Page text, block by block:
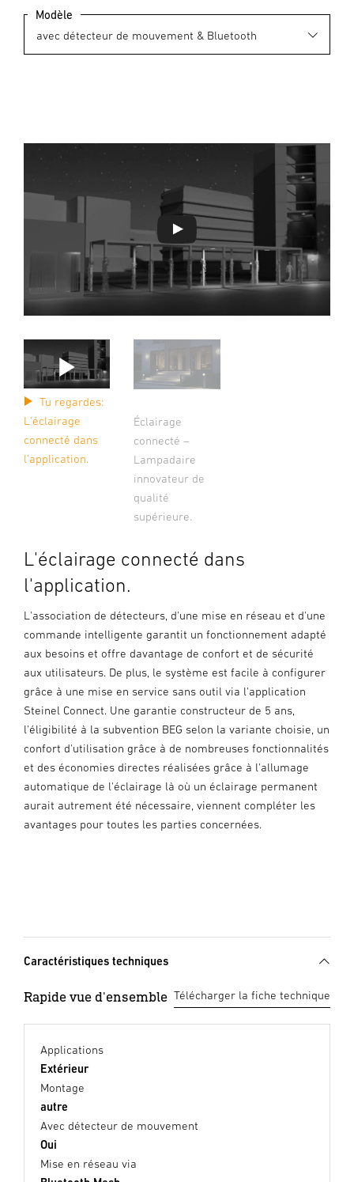
Modèle
Tu regardes:
L'éclairage
connecté dans
l'application.
Éclairage
connecté –
Lampadaire
innovateur de
qualité
supérieure.
L'éclairage connecté dans
l'application.
L'association de détecteurs, d'une mise en réseau et d'une
commande intelligente garantit un fonctionnement adapté
aux besoins et offre davantage de confort et de sécurité
aux utilisateurs. De plus, le système est facile à configurer
grâce à une mise en service sans outil via l'application
Steinel Connect. Une garantie constructeur de 5 ans,
l'éligibilité à la subvention BEG selon la variante choisie, un
confort d'utilisation grâce à de nombreuses fonctionnalités
et des économies directes réalisées grâce à l'allumage
automatique de l'éclairage là où un éclairage permanent
aurait autrement été nécessaire, viennent compléter les
avantages pour toutes les parties concernées.
Caractéristiques techniques
Rapide vue d'ensemble Télécharger la fiche technique
Applications
Extérieur
Montage
autre
Avec détecteur de mouvement
Oui
Mise en réseau via